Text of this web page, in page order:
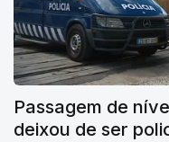
Passagem de
deixou de ser